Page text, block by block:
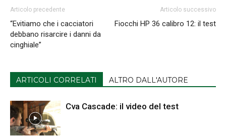
Articolo precedente
“Evitiamo che i cacciatori
debbano risarcire i danni da
cinghiale”
Articolo successivo
Fiocchi HP 36 calibro 12: il test
ARTICOLI CORRELATI ALTRO DALL'AUTORE
Cva Cascade: il video del test